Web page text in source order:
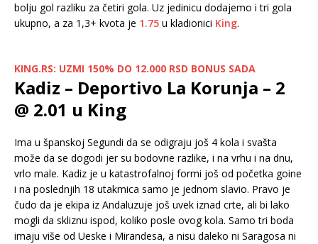
bolju gol razliku za četiri gola. Uz jedinicu dodajemo i tri gola
ukupno, a za 1,3+ kvota je 1.75 u kladionici King.
KING.RS: UZMI 150% DO 12.000 RSD BONUS SADA
Kadiz – Deportivo La Korunja – 2
@ 2.01 u King
Ima u španskoj Segundi da se odigraju još 4 kola i svašta
može da se dogodi jer su bodovne razlike, i na vrhu i na dnu,
vrlo male. Kadiz je u katastrofalnoj formi još od početka goine
i na poslednjih 18 utakmica samo je jednom slavio. Pravo je
čudo da je ekipa iz Andaluzuje još uvek iznad crte, ali bi lako
mogli da skliznu ispod, koliko posle ovog kola. Samo tri boda
imaju više od Ueske i Mirandesa, a nisu daleko ni Saragosa ni